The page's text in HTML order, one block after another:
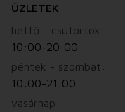
ÜZLETEK
hétfő - csütörtök:
10:00-20:00
péntek - szombat:
10:00-21:00
vasárnap: